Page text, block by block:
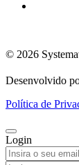
© 2026
Desenvolvido
Política de
Login